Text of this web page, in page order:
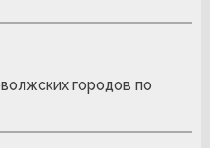
городов по